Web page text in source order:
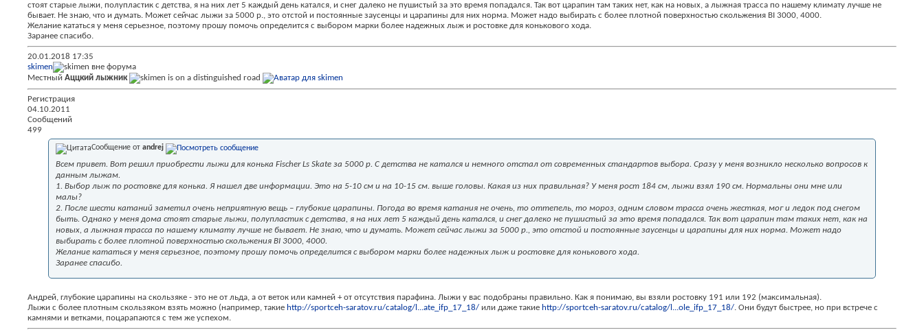
стоят старые лыжи, полупластик с детства, я на них лет 5 каждый день катался, и снег далеко не пушистый за это время попадался. Так вот царапин там таких нет, как на новых, а лыжная трасса по нашему климату лучше не
бывает. Не знаю, что и думать. Может сейчас лыжи за 5000 р., это отстой и постоянные заусенцы и царапины для них норма. Может надо выбирать с более плотной поверхностью скольжения BI 3000, 4000.
Желание кататься у меня серьезное, поэтому прошу помочь определится с выбором марки более надежных лыж и ростовке для конькового хода.
Заранее спасибо.
20.01.2018 17:35
skimen
Местный Аццкий лыжник
Регистрация
04.10.2011
Сообщений
499
Сообщение от andrej
Всем привет. Вот решил приобрести лыжи для конька Fischer Ls Skate за 5000 р. С детства не катался и немного отстал от современных стандартов выбора. Сразу у меня возникло несколько вопросов к
данным лыжам.
1. Выбор лыж по ростовке для конька. Я нашел две информации. Это на 5-10 см и на 10-15 см. выше головы. Какая из них правильная? У меня рост 184 см, лыжи взял 190 см. Нормальны они мне или
малы?
2. После шести катаний заметил очень неприятную вещь – глубокие царапины. Погода во время катания не очень, то оттепель, то мороз, одним словом трасса очень жесткая, мог и ледок под снегом
быть. Однако у меня дома стоят старые лыжи, полупластик с детства, я на них лет 5 каждый день катался, и снег далеко не пушистый за это время попадался. Так вот царапин там таких нет, как на
новых, а лыжная трасса по нашему климату лучше не бывает. Не знаю, что и думать. Может сейчас лыжи за 5000 р., это отстой и постоянные заусенцы и царапины для них норма. Может надо
выбирать с более плотной поверхностью скольжения BI 3000, 4000.
Желание кататься у меня серьезное, поэтому прошу помочь определится с выбором марки более надежных лыж и ростовке для конькового хода.
Заранее спасибо.
Андрей, глубокие царапины на скользяке - это не от льда, а от веток или камней + от отсутствия парафина. Лыжи у вас подобраны правильно. Как я понимаю, вы взяли ростовку 191 или 192 (максимальная).
Лыжи с более плотным скользяком взять можно (например, такие http://sportceh-saratov.ru/catalog/l...ate_ifp_17_18/ или даже такие http://sportceh-saratov.ru/catalog/l...ole_ifp_17_18/. Они будут быстрее, но при встрече с
камнями и ветками, поцарапаются с тем же успехом.